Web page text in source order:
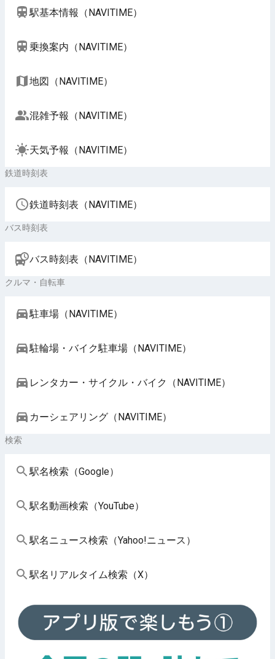
駅基本情報（NAVITIME）
乗換案内（NAVITIME）
地図（NAVITIME）
混雑予報（NAVITIME）
天気予報（NAVITIME）
鉄道時刻表
鉄道時刻表（NAVITIME）
バス時刻表
バス時刻表（NAVITIME）
クルマ・自転車
駐車場（NAVITIME）
駐輪場・バイク駐車場（NAVITIME）
レンタカー・サイクル・バイク（NAVITIME）
カーシェアリング（NAVITIME）
検索
駅名検索（Google）
駅名動画検索（YouTube）
駅名ニュース検索（Yahoo!ニュース）
駅名リアルタイム検索（X）